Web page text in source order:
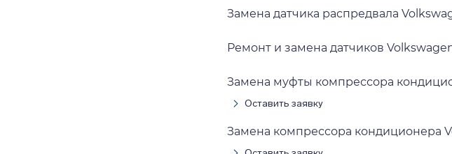
Замена датчика распредвала
Ремонт и замена датчиков
Замена муфты компрессора
Оставить заявку
Замена компрессора кондиционера